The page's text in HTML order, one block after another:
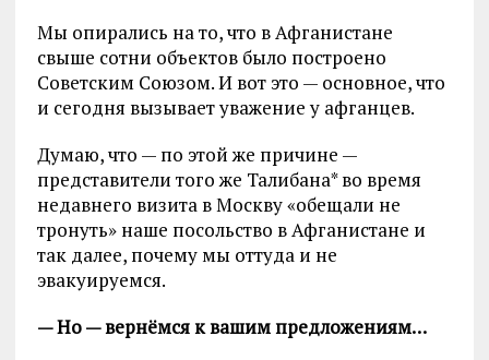
Мы опирались на то, что в Афганистане
свыше сотни объектов было построено
Советским Союзом. И вот это — основное, что
и сегодня вызывает уважение у афганцев.
Думаю, что — по этой же причине —
представители того же Талибана* во время
недавнего визита в Москву «обещали не
тронуть» наше посольство в Афганистане и
так далее, почему мы оттуда и не
эвакуируемся.
— Но — вернёмся к вашим предложениям…